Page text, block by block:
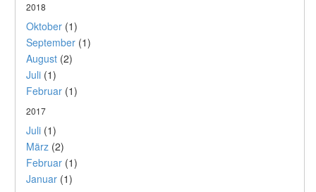
2018
Oktober (1)
September (1)
August (2)
Juli (1)
Februar (1)
2017
Juli (1)
März (2)
Februar (1)
Januar (1)